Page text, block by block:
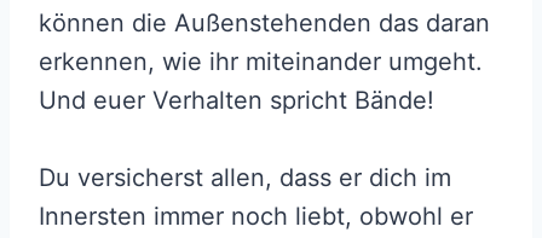
können die Außenstehenden das daran
erkennen, wie ihr miteinander umgeht.
Und euer Verhalten spricht Bände!
Du versicherst allen, dass er dich im
Innersten immer noch liebt, obwohl er